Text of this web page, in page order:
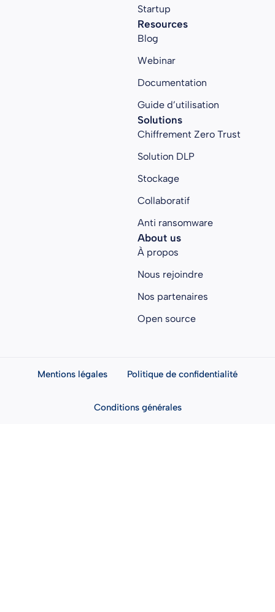
Startup
Resources
Blog
Webinar
Documentation
Guide d’utilisation
Solutions
Chiffrement Zero Trust
Solution DLP
Stockage
Collaboratif
Anti ransomware
About us
À propos
Nous rejoindre
Nos partenaires
Open source
Mentions légales Politique de confidentialité
Conditions générales